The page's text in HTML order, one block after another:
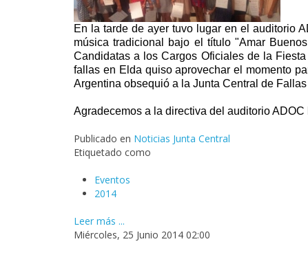
En la tarde de ayer tuvo lugar en el auditorio
música tradicional bajo el título "Amar
Candidatas a los Cargos Oficiales de la
fallas en Elda quiso aprovechar el momento
Argentina obsequió a la Junta Central de
Agradecemos a la directiva del auditorio
Publicado en Noticias Junta Central
Etiquetado como
Eventos
2014
Leer más ...
Miércoles, 25 Junio 2014 02:00